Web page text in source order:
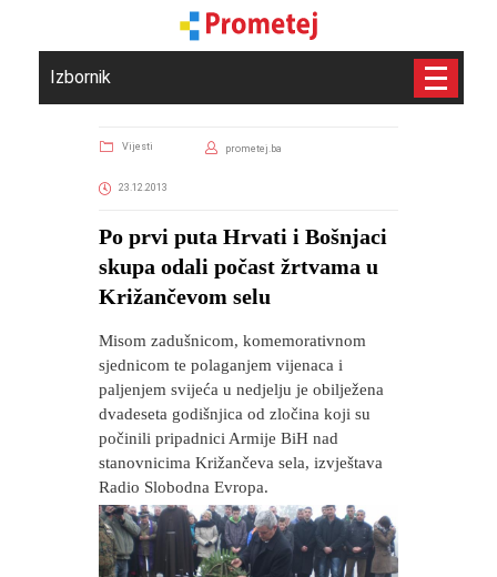
Izbornik
Vijesti prometej.ba
23.12.2013
Po prvi puta Hrvati i Bošnjaci
skupa odali počast žrtvama u
Križančevom selu
Misom zadušnicom, komemorativnom
sjednicom te polaganjem vijenaca i
paljenjem svijeća u nedjelju je obilježena
dvadeseta godišnjica od zločina koji su
počinili pripadnici Armije BiH nad
stanovnicima Križančeva sela, izvještava
Radio Slobodna Evropa.